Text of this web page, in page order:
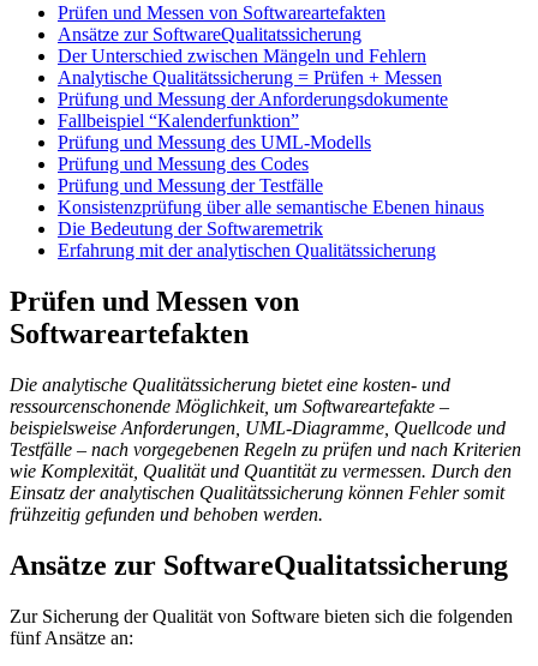
Prüfen und Messen von Softwareartefakten
Ansätze zur SoftwareQualitatssicherung
Der Unterschied zwischen Mängeln und Fehlern
Analytische Qualitätssicherung = Prüfen + Messen
Prüfung und Messung der Anforderungsdokumente
Fallbeispiel “Kalenderfunktion”
Prüfung und Messung des UML-Modells
Prüfung und Messung des Codes
Prüfung und Messung der Testfälle
Konsistenzprüfung über alle semantische Ebenen hinaus
Die Bedeutung der Softwaremetrik
Erfahrung mit der analytischen Qualitätssicherung
Prüfen und Messen von
Softwareartefakten
Die analytische Qualitätssicherung bietet eine kosten- und
ressourcenschonende Möglichkeit, um Softwareartefakte –
beispielsweise Anforderungen, UML-Diagramme, Quellcode und
Testfälle – nach vorgegebenen Regeln zu prüfen und nach Kriterien
wie Komplexität, Qualität und Quantität zu vermessen. Durch den
Einsatz der analytischen Qualitätssicherung können Fehler somit
frühzeitig gefunden und behoben werden.
Ansätze zur SoftwareQualitatssicherung
Zur Sicherung der Qualität von Software bieten sich die folgenden
fünf Ansätze an: